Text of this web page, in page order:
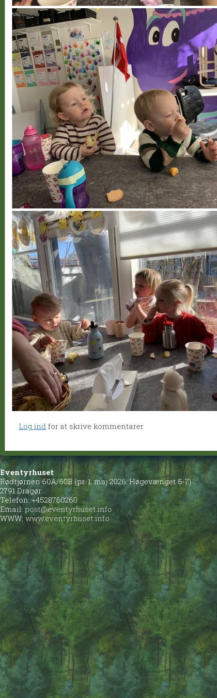
Log ind for at skrive kommentarer
Eventyrhuset
Rødtjørnen 60A/60B (pr. 1. maj 2026: Høgevænget 5-7)
2791 Dragør
Telefon: +4528760260
Email:post@eventyrhuset.info
WWW:www.eventyrhuset.info